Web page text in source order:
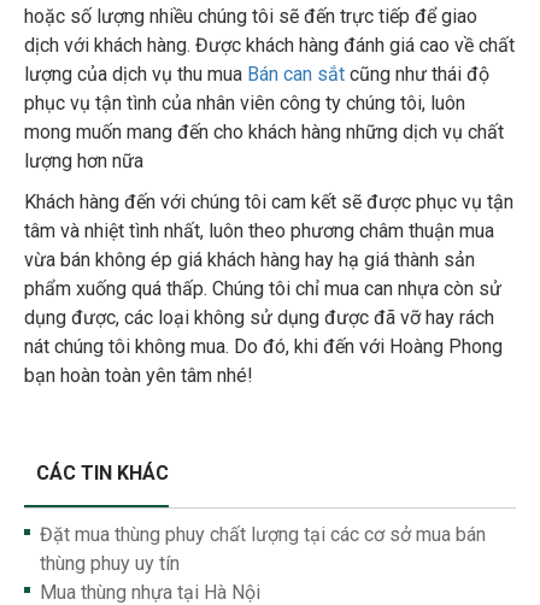
hoặc số lượng nhiều chúng tôi sẽ đến trực tiếp để giao
dịch với khách hàng. Được khách hàng đánh giá cao về chất
lượng của dịch vụ thu mua Bán can sắt cũng như thái độ
phục vụ tận tình của nhân viên công ty chúng tôi, luôn
mong muốn mang đến cho khách hàng những dịch vụ chất
lượng hơn nữa
Khách hàng đến với chúng tôi cam kết sẽ được phục vụ tận
tâm và nhiệt tình nhất, luôn theo phương châm thuận mua
vừa bán không ép giá khách hàng hay hạ giá thành sản
phẩm xuống quá thấp. Chúng tôi chỉ mua can nhựa còn sử
dụng được, các loại không sử dụng được đã vỡ hay rách
nát chúng tôi không mua. Do đó, khi đến với Hoàng Phong
bạn hoàn toàn yên tâm nhé!
CÁC TIN KHÁC
Đặt mua thùng phuy chất lượng tại các cơ sở mua bán
thùng phuy uy tín
Mua thùng nhựa tại Hà Nội